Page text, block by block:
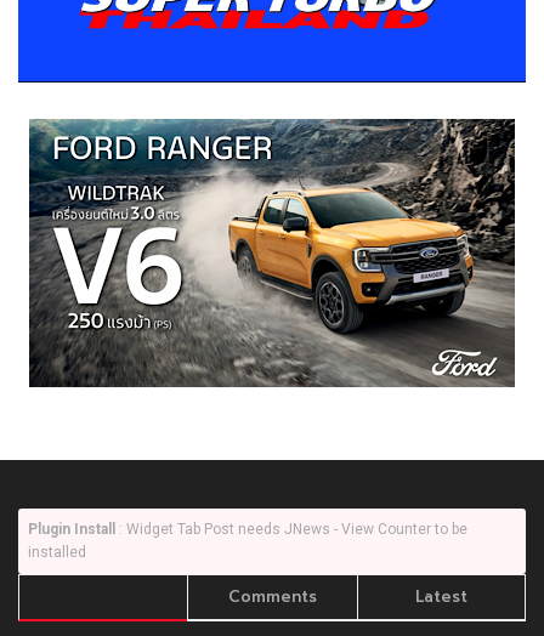
Plugin Install
: Widget Tab Post needs JNews - View Counter to be
installed
Comments Latest